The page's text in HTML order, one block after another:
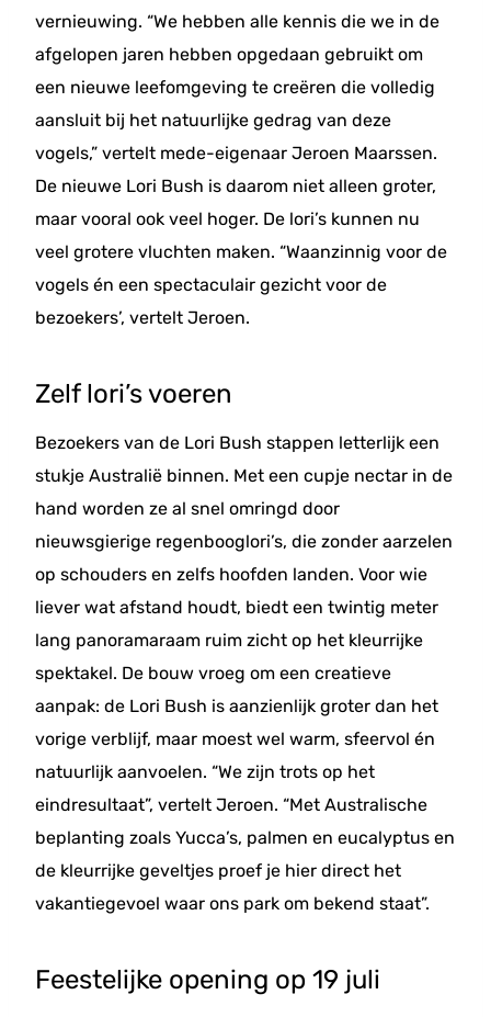
vernieuwing. “We hebben alle kennis die we in de
afgelopen jaren hebben opgedaan gebruikt om
een nieuwe leefomgeving te creëren die volledig
aansluit bij het natuurlijke gedrag van deze
vogels,” vertelt mede-eigenaar Jeroen Maarssen.
De nieuwe Lori Bush is daarom niet alleen groter,
maar vooral ook veel hoger. De lori’s kunnen nu
veel grotere vluchten maken. “Waanzinnig voor de
vogels én een spectaculair gezicht voor de
bezoekers’, vertelt Jeroen.
Zelf lori’s voeren
Bezoekers van de Lori Bush stappen letterlijk een
stukje Australië binnen. Met een cupje nectar in de
hand worden ze al snel omringd door
nieuwsgierige regenbooglori’s, die zonder aarzelen
op schouders en zelfs hoofden landen. Voor wie
liever wat afstand houdt, biedt een twintig meter
lang panoramaraam ruim zicht op het kleurrijke
spektakel. De bouw vroeg om een creatieve
aanpak: de Lori Bush is aanzienlijk groter dan het
vorige verblijf, maar moest wel warm, sfeervol én
natuurlijk aanvoelen. “We zijn trots op het
eindresultaat”, vertelt Jeroen. “Met Australische
beplanting zoals Yucca’s, palmen en eucalyptus en
de kleurrijke geveltjes proef je hier direct het
vakantiegevoel waar ons park om bekend staat”.
Feestelijke opening op 19 juli